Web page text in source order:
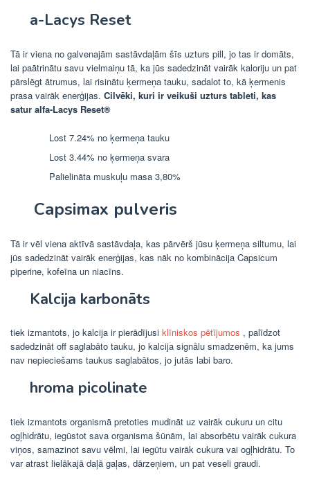
a-Lacys Reset
Tā ir viena no galvenajām sastāvdaļām šīs uzturs pill, jo tas ir domāts,
lai paātrinātu savu vielmaiņu tā, ka jūs sadedzināt vairāk kaloriju un pat
pārslēgt ātrumus, lai risinātu ķermeņa tauku, sadalot to, kā ķermenis
prasa vairāk enerģijas. Cilvēki, kuri ir veikuši uzturs tableti, kas
satur alfa-Lacys Reset®
Lost 7.24% no ķermeņa tauku
Lost 3.44% no ķermeņa svara
Palielināta muskuļu masa 3,80%
Capsimax pulveris
Tā ir vēl viena aktīvā sastāvdaļa, kas pārvērš jūsu ķermeņa siltumu, lai
jūs sadedzināt vairāk enerģijas, kas nāk no kombinācija Capsicum
piperine, kofeīna un niacīns.
Kalcija karbonāts
tiek izmantots, jo kalcija ir pierādījusi klīniskos pētījumos , palīdzot
sadedzināt off saglabāto tauku, jo kalcija signālu smadzenēm, ka jums
nav nepieciešams taukus saglabātos, jo jutās labi baro.
hroma picolinate
tiek izmantots organismā pretoties mudināt uz vairāk cukuru un citu
ogļhidrātu, iegūstot sava organisma šūnām, lai absorbētu vairāk cukura
viņos, samazinot savu vēlmi, lai iegūtu vairāk cukura vai ogļhidrātu. To
var atrast lielākajā daļā gaļas, dārzeņiem, un pat veseli graudi.